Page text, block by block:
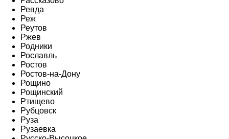
Ревда
Реж
Реутов
Ржев
Родники
Рославль
Ростов
Ростов-на-Дону
Рощино
Рощинский
Ртищево
Рубцовск
Руза
Рузаевка